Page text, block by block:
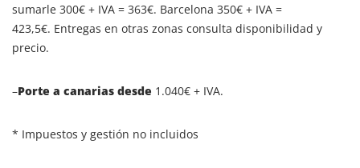
sumarle 300€ + IVA = 363€. Barcelona 350€ + IVA =
423,5€. Entregas en otras zonas consulta disponibilidad y
precio.
–Porte a canarias desde 1.040€ + IVA.
* Impuestos y gestión no incluidos